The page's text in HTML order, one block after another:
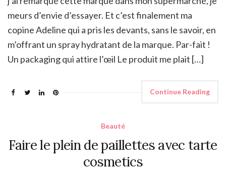
meurs d’envie d’essayer. Et c’est finalement ma
copine Adeline qui a pris les devants, sans le savoir, en
m’offrant un spray hydratant de la marque. Par-fait !
Un packaging qui attire l’œil Le produit me plait […]
Continue Reading
Beauté
Faire le plein de paillettes avec tarte
cosmetics